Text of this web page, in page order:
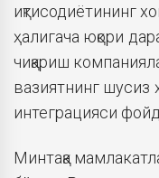
иқтисодиётининг
ҳалигача юқори
чиқариш
вазиятнинг шусиз
интеграцияси
Минтақа